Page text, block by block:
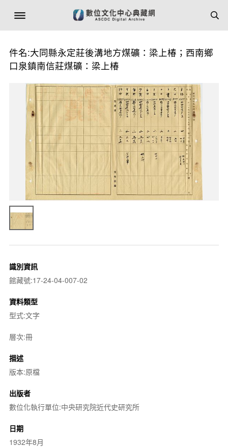
件名:大同縣永定莊後溝地方煤礦：梁上椿；西南鄉
口泉鎮南信莊煤礦：梁上椿
識別資訊
館藏號:17-24-04-007-02
資料類型
型式:文字
層次:冊
描述
版本:原檔
出版者
數位化執行單位:中央研究院近代史研究所
日期
1932年8月